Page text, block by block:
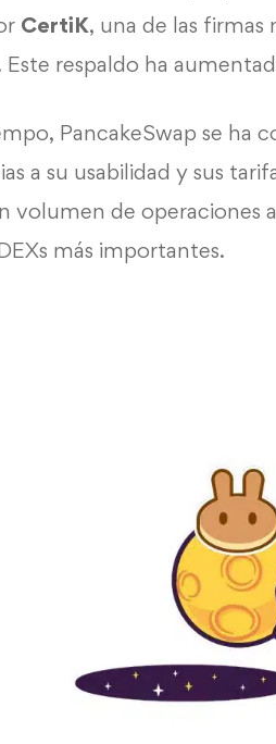
CertiK, una de las firmas
Este respaldo ha
PancakeSwap se ha
a su usabilidad y sus
volumen de operaciones
más importantes.